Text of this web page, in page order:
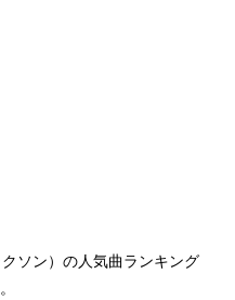
ソン）の人気曲ランキング